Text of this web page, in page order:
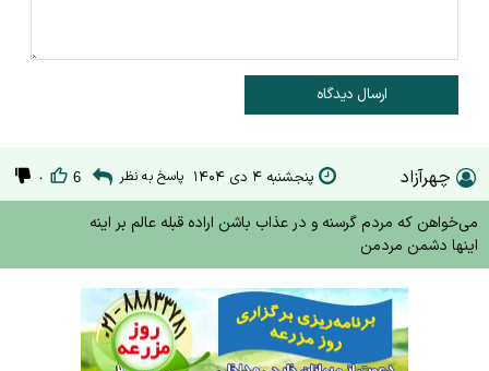
ارسال دیدگاه
چهرآزاد پنجشنبه ۴ دی ۱۴۰۴ پاسخ به نظر 6 ۰
می‌خواهن که مردم گرسنه و در عذاب باشن اراده قبله عالم بر اینه
اینها دشمن مردمن